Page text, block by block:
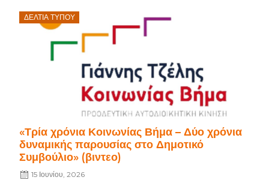
ΔΕΛΤΊΑ ΤΎΠΟΥ
«Τρία χρόνια Κοινωνίας Βήμα – Δύο χρόνια
δυναμικής παρουσίας στο Δημοτικό
Συμβούλιο» (βιντεο)
Posted
on
15 Ιουνίου, 2026